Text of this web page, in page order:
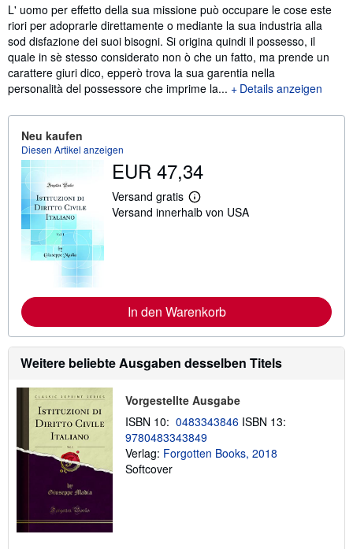
L' uomo per effetto della sua missione può occupare le cose este
riori per adoprarle direttamente o mediante la sua industria alla
sod disfazione dei suoi bisogni. Si origina quindi il possesso, il
quale in sè stesso considerato non ò che un fatto, ma prende un
carattere giuri dico, epperò trova la sua garentia nella
personalità del possessore che imprime la...
Details anzeigen
Neu kaufen
Diesen Artikel anzeigen
EUR 47,34
Versand gratis
W
e
n
f
o
t
n
n
z
u
V
Versand innerhalb von USA
In den Warenkorb
Weitere beliebte Ausgaben desselben Titels
Vorgestellte Ausgabe
ISBN 10: 0483343846 ISBN 13:
9780483343849
Verlag: Forgotten Books, 2018
Softcover